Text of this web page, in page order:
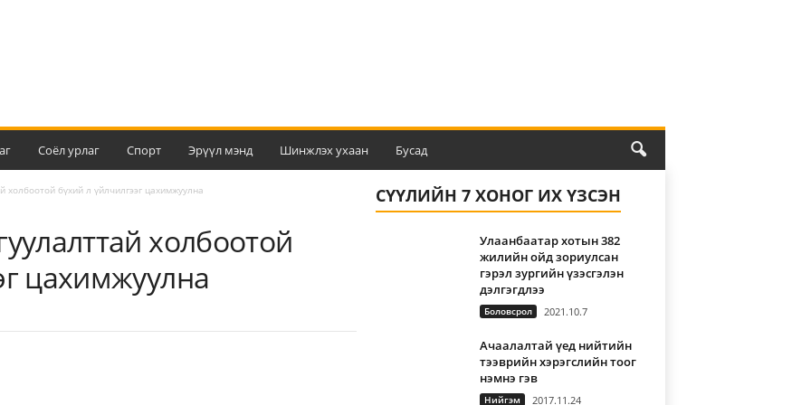
Соёл урлаг Спорт Эрүүл мэнд Шинжлэх ухаан Бусад
холбоотой бүхий л үйлчилгээг цахимжуулна
холбоотой
цахимжуулна
СҮҮЛИЙН 7 ХОНОГ ИХ ҮЗСЭН
Улаанбаатар хотын 382
жилийн ойд зориулсан
гэрэл зургийн үзэсгэлэн
дэлгэгдлээ
Боловсрол 2021.10.7
Ачаалалтай үед нийтийн
тээврийн хэрэгслийн тоог
нэмнэ гэв
Нийгэм 2017.11.24